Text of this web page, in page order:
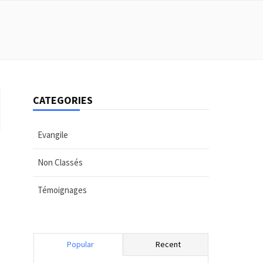
CATEGORIES
Evangile
Non Classés
Témoignages
Popular Recent